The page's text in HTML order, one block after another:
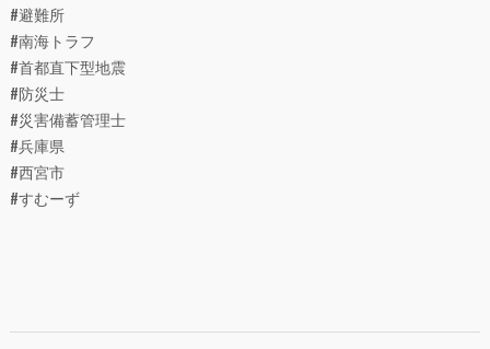
#避難所
#南海トラフ
#首都直下型地震
#防災士
#災害備蓄管理士
#兵庫県
#西宮市
#すむーず